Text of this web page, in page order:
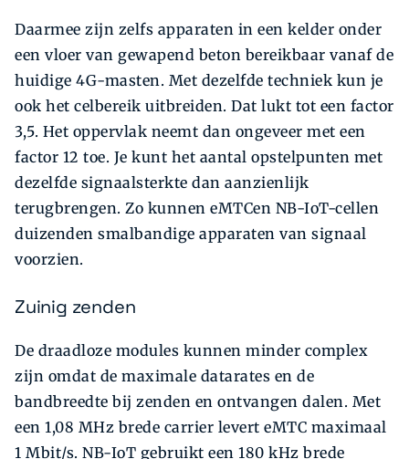
Daarmee zijn zelfs apparaten in een kelder onder
een vloer van gewapend beton bereikbaar vanaf de
huidige 4G-masten. Met dezelfde techniek kun je
ook het celbereik uitbreiden. Dat lukt tot een factor
3,5. Het oppervlak neemt dan ongeveer met een
factor 12 toe. Je kunt het aantal opstelpunten met
dezelfde signaalsterkte dan aanzienlijk
terugbrengen. Zo kunnen eMTCen NB-IoT-cellen
duizenden smalbandige apparaten van signaal
voorzien.
Zuinig zenden
De draadloze modules kunnen minder complex
zijn omdat de maximale datarates en de
bandbreedte bij zenden en ontvangen dalen. Met
een 1,08 MHz brede carrier levert eMTC maximaal
1 Mbit/s. NB-IoT gebruikt een 180 kHz brede